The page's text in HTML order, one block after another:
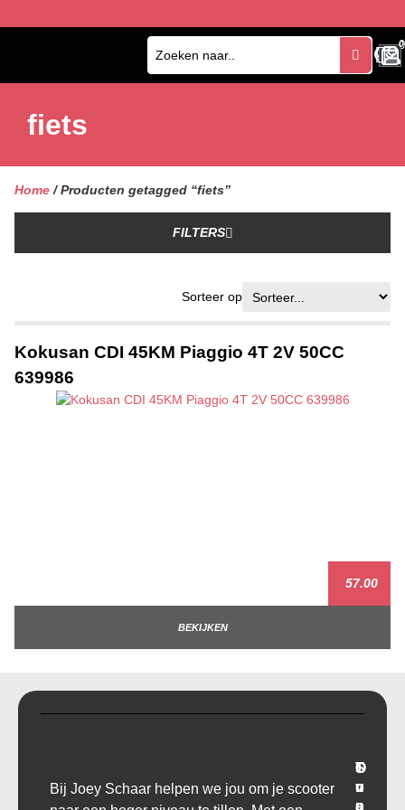
0
0
fiets
Home / Producten getagged “fiets”
FILTERS
Sorteer op
Kokusan CDI 45KM Piaggio 4T 2V 50CC
639986
57.00
BEKIJKEN
Bij Joey Schaar helpen we jou om je scooter
T
r
a
O
v
e
S
u
p
C
o
n